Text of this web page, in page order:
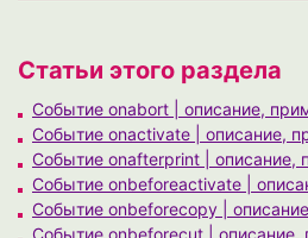
Статьи этого раздела
Событие onabort | описание,
Событие onactivate | описание,
Событие onafterprint | описание,
Событие onbeforeactivate |
Событие onbeforecopy |
Событие onbeforecut |